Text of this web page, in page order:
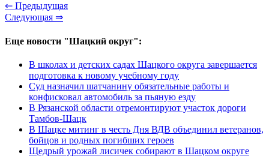
⇐ Предыдущая
Следующая ⇒
Еще новости "Шацкий округ":
В школах и детских садах Шацкого округа завершается
подготовка к новому учебному году
Суд назначил шатчанину обязательные работы и
конфисковал автомобиль за пьяную езду
В Рязанской области отремонтируют участок дороги
Тамбов-Шацк
В Шацке митинг в честь Дня ВДВ объединил ветеранов,
бойцов и родных погибших героев
Щедрый урожай лисичек собирают в Шацком округе